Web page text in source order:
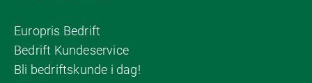
Europris Bedrift
Bedrift Kundeservice
Bli bedriftskunde i dag!